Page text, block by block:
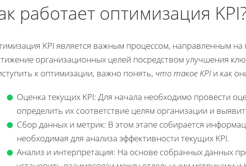
работает оптимизация
KPI является важным процессом, направленным
организационных целей посредством улучшения
к оптимизации, важно понять, что такое KPIи как
Оценка текущих KPI: Для начала необходимо провести
определить их соответствие целям организации и
Сбор данных и метрик: В этом этапе собирается
необходимая для анализа эффективности текущих KPI.
Анализ и интерпретация: На основе собранных данных